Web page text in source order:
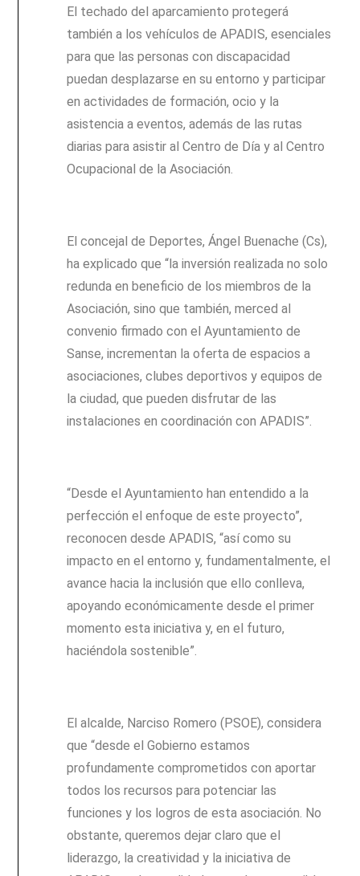
El techado del aparcamiento protegerá
también a los vehículos de APADIS, esenciales
para que las personas con discapacidad
puedan desplazarse en su entorno y participar
en actividades de formación, ocio y la
asistencia a eventos, además de las rutas
diarias para asistir al Centro de Día y al Centro
Ocupacional de la Asociación.
El concejal de Deportes, Ángel Buenache (Cs),
ha explicado que “la inversión realizada no solo
redunda en beneficio de los miembros de la
Asociación, sino que también, merced al
convenio firmado con el Ayuntamiento de
Sanse, incrementan la oferta de espacios a
asociaciones, clubes deportivos y equipos de
la ciudad, que pueden disfrutar de las
instalaciones en coordinación con APADIS”.
“Desde el Ayuntamiento han entendido a la
perfección el enfoque de este proyecto”,
reconocen desde APADIS, “así como su
impacto en el entorno y, fundamentalmente, el
avance hacia la inclusión que ello conlleva,
apoyando económicamente desde el primer
momento esta iniciativa y, en el futuro,
haciéndola sostenible”.
El alcalde, Narciso Romero (PSOE), considera
que “desde el Gobierno estamos
profundamente comprometidos con aportar
todos los recursos para potenciar las
funciones y los logros de esta asociación. No
obstante, queremos dejar claro que el
liderazgo, la creatividad y la iniciativa de